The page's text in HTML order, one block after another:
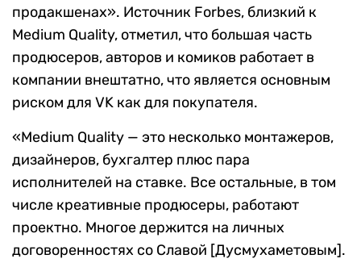
продакшенах». Источник Forbes, близкий к
Medium Quality, отметил, что большая часть
продюсеров, авторов и комиков работает в
компании внештатно, что является основным
риском для VK как для покупателя.
«Medium Quality — это несколько монтажеров,
дизайнеров, бухгалтер плюс пара
исполнителей на ставке. Все остальные, в том
числе креативные продюсеры, работают
проектно. Многое держится на личных
договоренностях со Славой [Дусмухаметовым].